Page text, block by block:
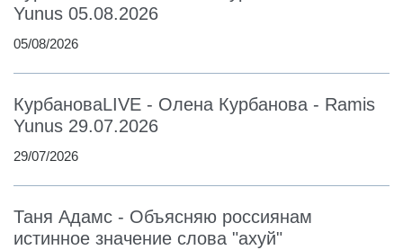
Yunus 05.08.2026
05/08/2026
КурбановаLIVE - Олена Курбанова - Ramis
Yunus 29.07.2026
29/07/2026
Таня Адамс - Объясняю россиянам
истинное значение слова "ахуй"